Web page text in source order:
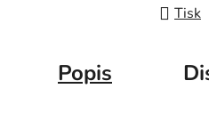
Tisk
Popis